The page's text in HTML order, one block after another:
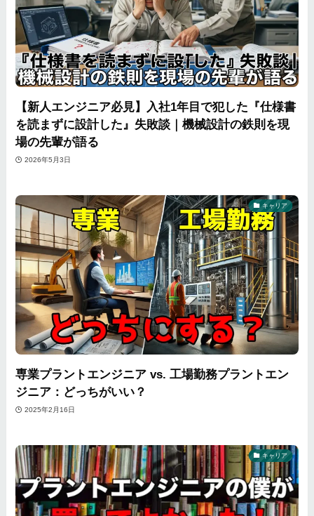
【新人エンジニア必見】入社1年目で犯した『仕様書
を読まずに設計した』失敗談｜機械設計の鉄則を現
場の先輩が語る
2026年5月3日
キャリア
専業プラントエンジニア vs. 工場勤務プラントエン
ジニア：どっちがいい？
2025年2月16日
キャリア